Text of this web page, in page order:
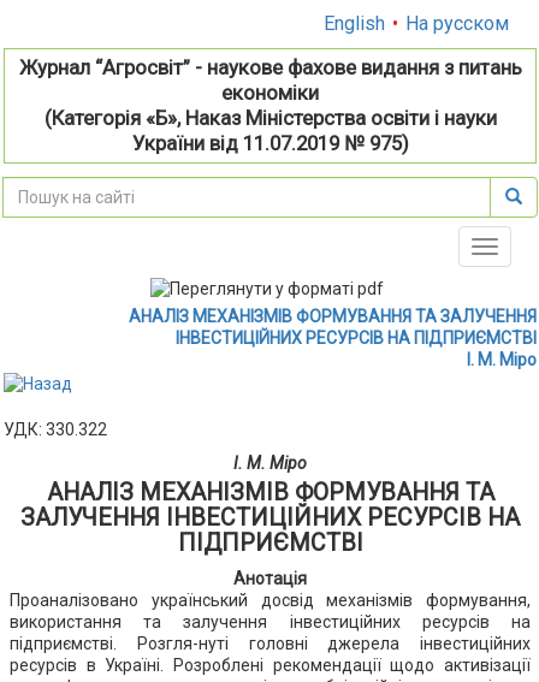
English • На русском
Журнал “Агросвіт” - наукове фахове видання з питань
економіки
(Категорія «Б», Наказ Міністерства освіти і науки
України від 11.07.2019 № 975)
Toggle
АНАЛІЗ МЕХАНІЗМІВ ФОРМУВАННЯ ТА ЗАЛУЧЕННЯ
ІНВЕСТИЦІЙНИХ РЕСУРСІВ НА ПІДПРИЄМСТВІ
І. М. Міро
УДК: 330.322
І. М. Міро
АНАЛІЗ МЕХАНІЗМІВ ФОРМУВАННЯ ТА
ЗАЛУЧЕННЯ ІНВЕСТИЦІЙНИХ РЕСУРСІВ НА
ПІДПРИЄМСТВІ
Анотація
Проаналізовано український досвід механізмів формування,
використання та залучення інвестиційних ресурсів на
підприємстві. Розгля-нуті головні джерела інвестиційних
ресурсів в Україні. Розроблені рекомендації щодо активізації